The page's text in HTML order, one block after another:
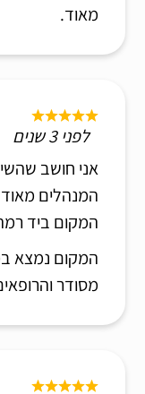
מאוד.
לפני 3 שנים
אני חושב
המנהלים
המקום ביד
המקום נמצא
מסודר